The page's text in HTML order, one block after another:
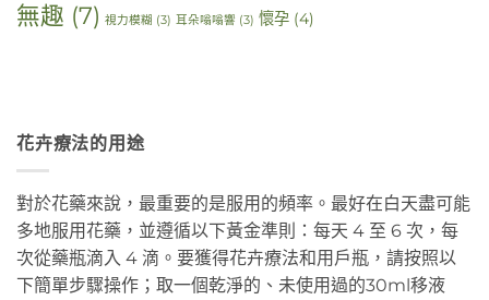
無趣 (7) 視力模糊 (3) 耳朵嗡嗡響 (3) 懷孕 (4)
花卉療法的用途
對於花藥來說，最重要的是服用的頻率。最好在白天盡可能
多地服用花藥，並遵循以下黃金準則：每天 4 至 6 次，每
次從藥瓶滴入 4 滴。要獲得花卉療法和用戶瓶，請按照以
下簡單步驟操作；取一個乾淨的、未使用過的30ml移液